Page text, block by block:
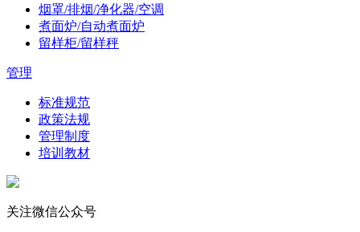
烟罩/排烟/净化器/空调
煮面炉/自动煮面炉
留样柜/留样秤
管理
标准规范
政策法规
管理制度
培训教材
关注微信公众号